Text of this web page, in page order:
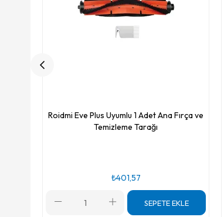
Roidmi Eve Plus Uyumlu 1 Adet Ana Fırça ve
Temizleme Tarağı
₺401,57
SEPETE EKLE